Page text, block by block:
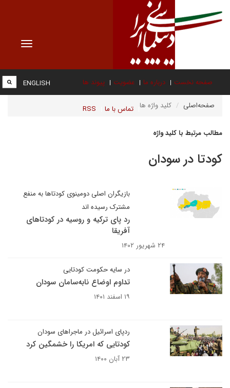
Toggle
صفحه نخست درباره ما عضویت پیوند ها
تماس با ما RSS
ENGLISH
صفحه‌اصلی کلید واژه ها
مطالب مرتبط با کلید واژه
کودتا در سودان
بازیگران اصلی دومینوی کودتاها به منفع
مشترک رسیده اند
رد پای ترکیه و روسیه در کودتاهای
آفریقا
۲۴ شهریور ۱۴۰۲
در سایه حکومت کودتایی
تداوم اوضاع نابه‌سامان سودان
۱۹ اسفند ۱۴۰۱
ردپای اسرائیل در ماجراهای سودان
کودتایی که امریکا را خشمگین کرد
۲۳ آبان ۱۴۰۰